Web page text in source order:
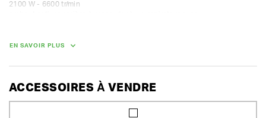
2100 W - 6600 tr/min
EN SAVOIR PLUS
ACCESSOIRES À VENDRE